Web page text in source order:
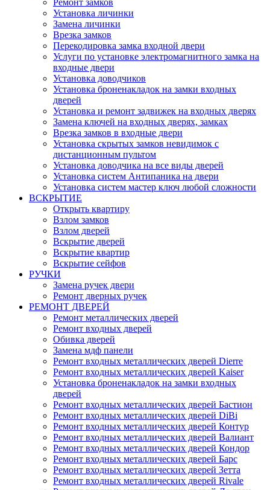
Ремонт замков
Установка личинки
Замена личинки
Врезка замков
Перекодировка замка входной двери
Услуги по установке электромагнитного замка на
входные двери
Установка доводчиков
Установка броненакладок на замки входных
дверей
Установка и ремонт задвижек на входных дверях
Замена ключей на входных дверях, замках
Врезка замков в входные двери
Установка скрытых замков невидимок с
дистанционным пультом
Установка доводчика на все виды дверей
Установка систем Антипаника на двери
Установка систем мастер ключ любой сложности
ВСКРЫТИЕ
Открыть квартиру
Взлом замков
Взлом дверей
Вскрытие дверей
Вскрытие квартир
Вскрытие сейфов
РУЧКИ
Замена ручек двери
Ремонт дверных ручек
РЕМОНТ ДВЕРЕЙ
Ремонт металлических дверей
Ремонт входных дверей
Обивка дверей
Замена мдф панели
Ремонт входных металлических дверей Dierre
Ремонт входных металлических дверей Kaiser
Установка броненакладок на замки входных
дверей
Ремонт входных металлических дверей Бастион
Ремонт входных металлических дверей DiBi
Ремонт входных металлических дверей Контур
Ремонт входных металлических дверей Валиант
Ремонт входных металлических дверей Кондор
Ремонт входных металлических дверей Барс
Ремонт входных металлических дверей Зетта
Ремонт входных металлических дверей Rivale